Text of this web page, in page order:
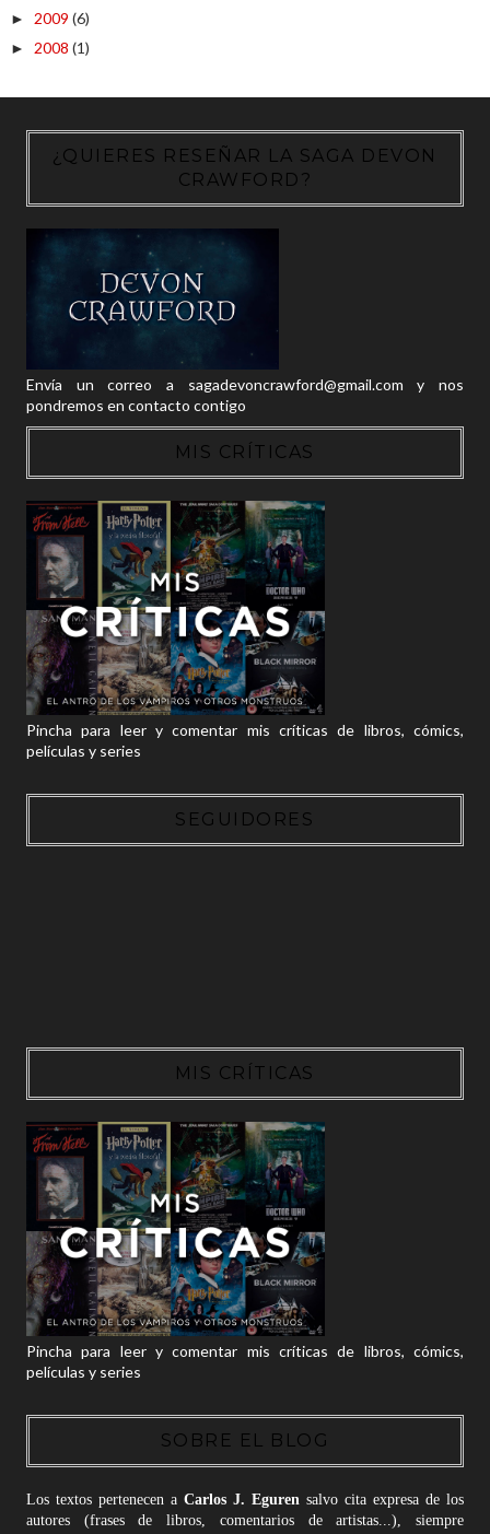
► 2009 (6)
► 2008 (1)
¿QUIERES RESEÑAR LA SAGA DEVON
CRAWFORD?
Envía un correo a sagadevoncrawford@gmail.com y nos
pondremos en contacto contigo
MIS CRÍTICAS
Pincha para leer y comentar mis críticas de libros, cómics,
películas y series
SEGUIDORES
MIS CRÍTICAS
Pincha para leer y comentar mis críticas de libros, cómics,
películas y series
SOBRE EL BLOG
Los textos pertenecen a Carlos J. Egurensalvo cita expresa de los
autores (frases de libros, comentarios de artistas...), siempre